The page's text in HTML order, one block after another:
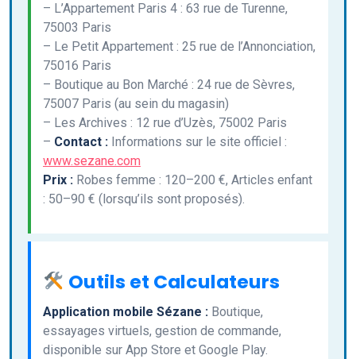
– L’Appartement Paris 4 : 63 rue de Turenne,
75003 Paris
– Le Petit Appartement : 25 rue de l’Annonciation,
75016 Paris
– Boutique au Bon Marché : 24 rue de Sèvres,
75007 Paris (au sein du magasin)
– Les Archives : 12 rue d’Uzès, 75002 Paris
– Contact : Informations sur le site officiel :
www.sezane.com
Prix : Robes femme : 120–200 €, Articles enfant
: 50–90 € (lorsqu’ils sont proposés).
Outils et Calculateurs
Application mobile Sézane : Boutique,
essayages virtuels, gestion de commande,
disponible sur App Store et Google Play.